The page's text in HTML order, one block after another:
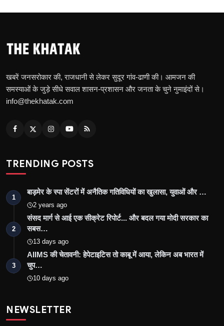
खबरें जनसरोकार की, राजधानी से लेकर सुदूर गांव-ढाणी की। आमजन की
समस्याओं के जुड़े सीधे सवाल शासन-प्रशासन और जनता के चुने नुमाइंदों से।
info@thekhatak.com
TRENDING POSTS
1
बाड़मेर के स्पा सेंटरों में अनैतिक गतिविधियों का खुलासा, युवाओं और …
2 years ago
2
संसद मार्ग से आई एक सीक्रेट रिपोर्ट... और बदल गया मोदी सरकार का
सबस…
13 days ago
3
AIIMS की चेतावनी: हेपेटाइटिस तो काबू में आया, लेकिन अब भारत में
चुप…
10 days ago
NEWSLETTER